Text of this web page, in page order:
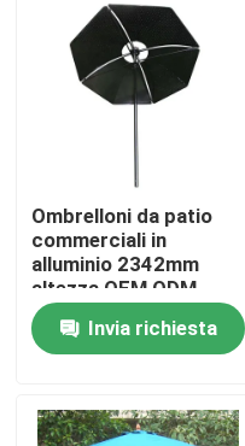
Prodotti
Su di noi
Visita alla fabbrica
Controllo della qualità
Contattaci
Notizie
Ombrelloni da patio
commerciali in
alluminio 2342mm
altezza OEM ODM
Invia richiesta